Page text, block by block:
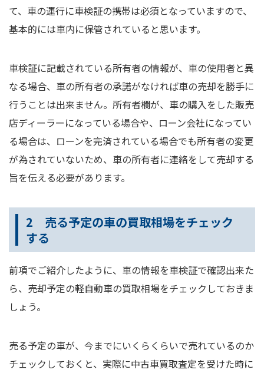
て、車の運行に車検証の携帯は必須となっていますので、
基本的には車内に保管されていると思います。
車検証に記載されている所有者の情報が、車の使用者と異
なる場合、車の所有者の承諾がなければ車の売却を勝手に
行うことは出来ません。所有者欄が、車の購入をした販売
店ディーラーになっている場合や、ローン会社になってい
る場合は、ローンを完済されている場合でも所有者の変更
が為されていないため、車の所有者に連絡をして売却する
旨を伝える必要があります。
2 売る予定の車の買取相場をチェック
する
前項でご紹介したように、車の情報を車検証で確認出来た
ら、売却予定の軽自動車の買取相場をチェックしておきま
しょう。
売る予定の車が、今までにいくらくらいで売れているのか
チェックしておくと、実際に中古車買取査定を受けた時に